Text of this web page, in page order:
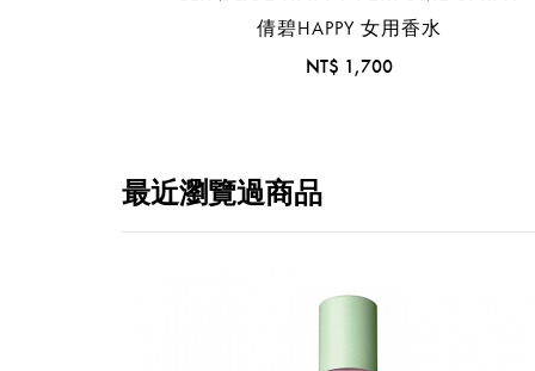
倩碧HAPPY 女用香水
NT$ 1,700
最近瀏覽過商品